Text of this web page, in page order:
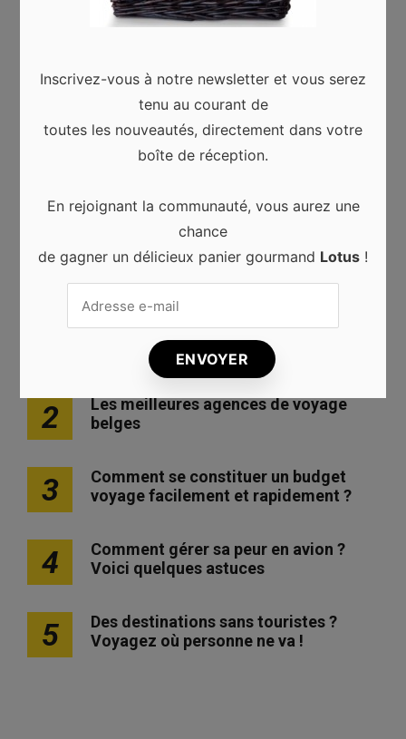
au soleil, explorer le monde fait souvent partie de nos
objectifs. Cela a un coût, mais celui-ci peut être moins
conséquent …Read more
Comment trouver les billets d’avion
les moins chers ?
2
Les meilleures agences de voyage
belges
3
Comment se constituer un budget
voyage facilement et rapidement ?
4
Comment gérer sa peur en avion ?
Voici quelques astuces
5
Des destinations sans touristes ?
Voyagez où personne ne va !
Inscrivez-vous à notre newsletter et vous serez
tenu au courant de
toutes les nouveautés, directement dans votre
boîte de réception.
En rejoignant la communauté, vous aurez une
chance
de gagner un délicieux panier gourmand Lotus !